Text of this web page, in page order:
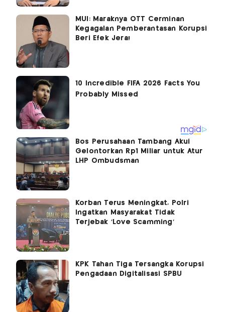
MUI: Maraknya OTT Cerminan
Kegagalan Pemberantasan Korupsi
Beri Efek Jera!
Bos Perusahaan Tambang Akui
Gelontorkan Rp1 Miliar untuk Atur
LHP Ombudsman
Korban Terus Meningkat, Polri
Ingatkan Masyarakat Tidak
Terjebak 'Love Scamming'
KPK Tahan Tiga Tersangka Korupsi
Pengadaan Digitalisasi SPBU